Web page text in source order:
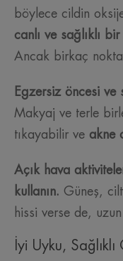
böylece cildin
canlı ve sağlıklı
Ancak birkaç
Egzersiz öncesi ve
Makyaj ve terle
tıkayabilir ve akne
Açık hava
kullanın. Güneş,
hissi verse de,
İyi Uyku, Sağlıklı